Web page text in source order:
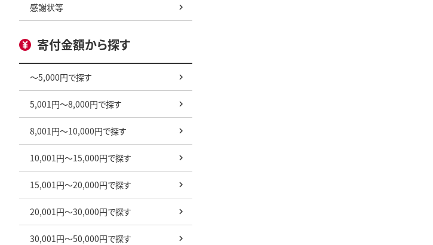
感謝状等
寄付金額から探す
～5,000円で探す
5,001円～8,000円で探す
8,001円～10,000円で探す
10,001円～15,000円で探す
15,001円～20,000円で探す
20,001円～30,000円で探す
30,001円～50,000円で探す